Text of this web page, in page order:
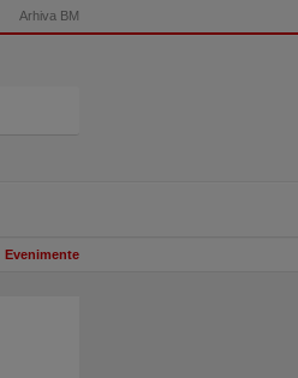
Arhiva BM
Evenimente